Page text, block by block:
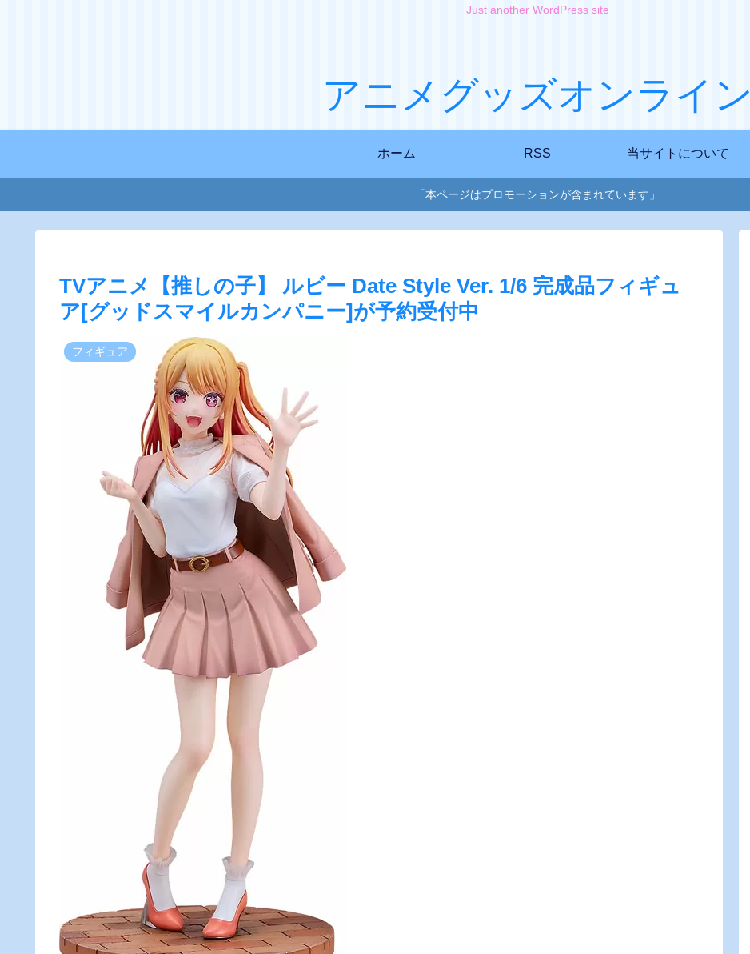
Just another WordPress site
アニメグッズオンライン
ホーム RSS 当サイトについて
「本ページはプロモーションが含まれています」
TVアニメ【推しの子】 ルビー Date Style Ver. 1/6 完成品フィギュ
ア[グッドスマイルカンパニー]が予約受付中
フィギュア